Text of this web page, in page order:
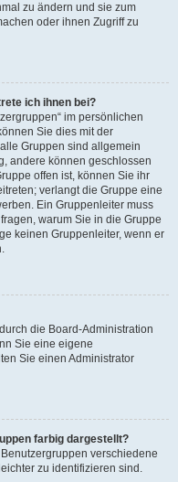
zu ändern und sie zum
oder ihnen Zugriff zu
ich ihnen bei?
im persönlichen
Sie dies mit der
Gruppen sind allgemein
andere können geschlossen
offen ist, können Sie ihr
verlangt die Gruppe eine
Ein Gruppenleiter muss
warum Sie in die Gruppe
keinen Gruppenleiter, wenn er
die Board-Administration
Sie eine eigene
Sie einen Administrator
farbig dargestellt?
verschiedene
zu identifizieren sind.